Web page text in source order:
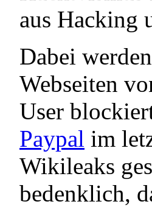
aus Hacking
Dabei
Webseiten
User
Paypal im
Wikileaks
bedenklich,